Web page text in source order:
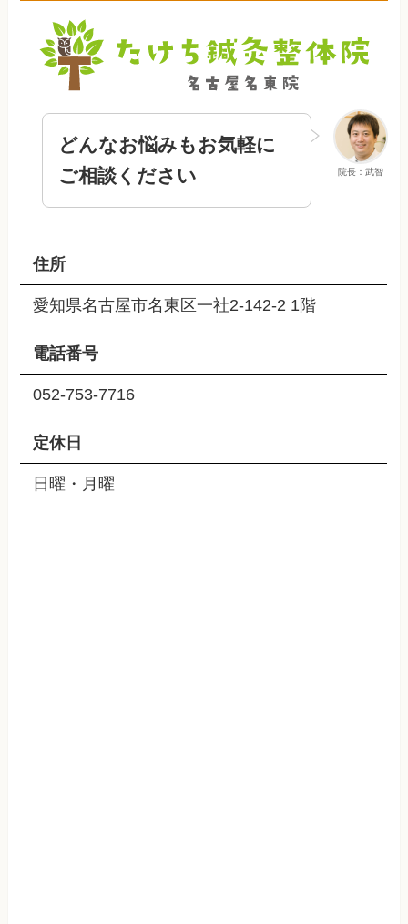
院長：武智
どんなお悩みもお気軽に
ご相談ください
住所
愛知県名古屋市名東区一社2-142-2 1階
電話番号
052-753-7716
定休日
日曜・月曜